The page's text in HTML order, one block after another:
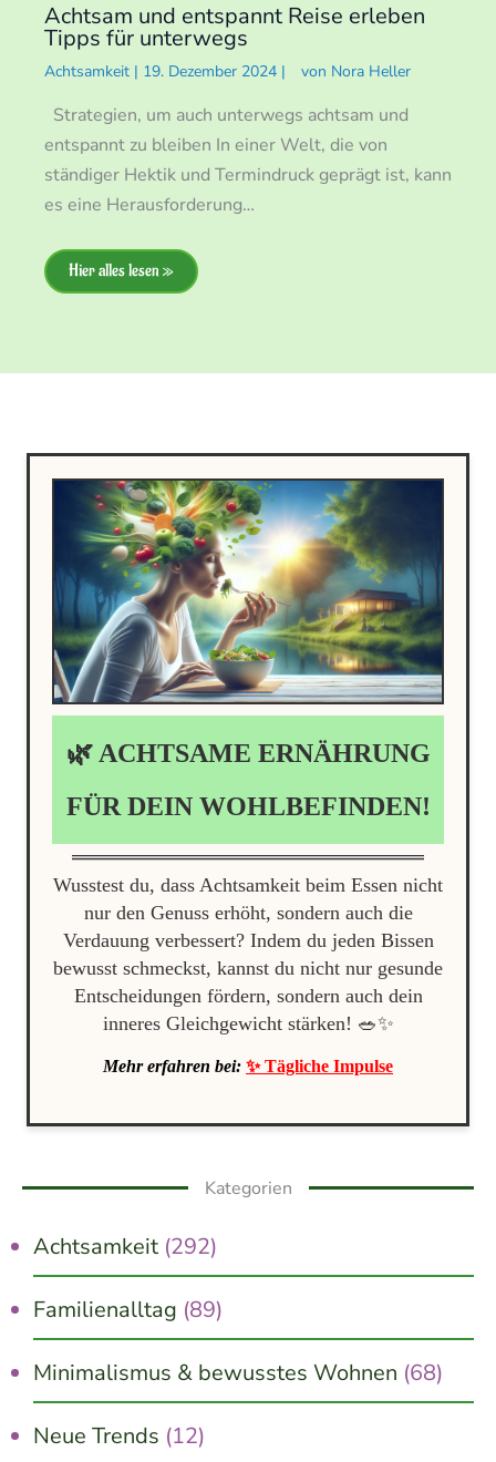
Achtsam und entspannt Reise erleben
Tipps für unterwegs
Achtsamkeit | 19. Dezember 2024 | von Nora Heller
Strategien, um auch unterwegs achtsam und
entspannt zu bleiben In einer Welt, die von
ständiger Hektik und Termindruck geprägt ist, kann
es eine Herausforderung…
Hier alles lesen »
🌿 ACHTSAME ERNÄHRUNG
FÜR DEIN WOHLBEFINDEN!
Wusstest du, dass Achtsamkeit beim Essen nicht
nur den Genuss erhöht, sondern auch die
Verdauung verbessert? Indem du jeden Bissen
bewusst schmeckst, kannst du nicht nur gesunde
Entscheidungen fördern, sondern auch dein
inneres Gleichgewicht stärken! 🥗✨
Mehr erfahren bei: ✨ Tägliche Impulse
Kategorien
Achtsamkeit (292)
Familienalltag (89)
Minimalismus & bewusstes Wohnen (68)
Neue Trends (12)